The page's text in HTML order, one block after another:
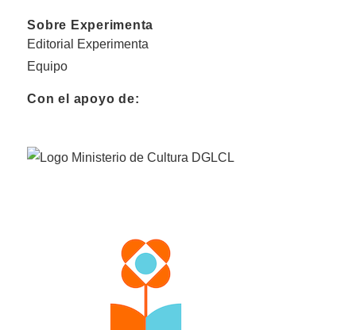
Sobre Experimenta
Editorial Experimenta
Equipo
Con el apoyo de: